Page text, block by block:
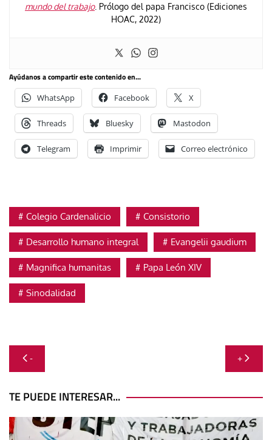
mundo del trabajo. Prólogo del papa Francisco (Ediciones
HOAC, 2022)
Ayúdanos a compartir este contenido en...
WhatsApp Facebook X
Threads Bluesky Mastodon
Telegram Imprimir Correo electrónico
Colegio Cardenalicio Consistorio
Desarrollo humano integral Evangelii gaudium
Magnifica humanitas Papa León XIV
Sinodalidad
Navegación
de
entradas
- +
TE PUEDE INTERESAR...